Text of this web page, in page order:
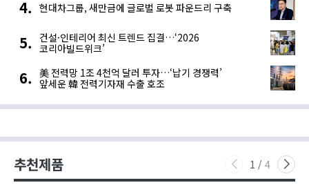
현대차그룹, 새만금에 글로벌 로봇 파운드리 구축
건설·인테리어 최신 트렌드 집결…‘2026
코리아빌드위크’
美 전력망 1조 4천억 달러 투자…‘납기 경쟁력’
앞세운 韓 전력기자재 수출 호조
추천제품 1 / 4